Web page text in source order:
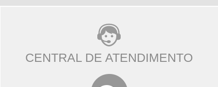
CENTRAL DE ATENDIMENTO